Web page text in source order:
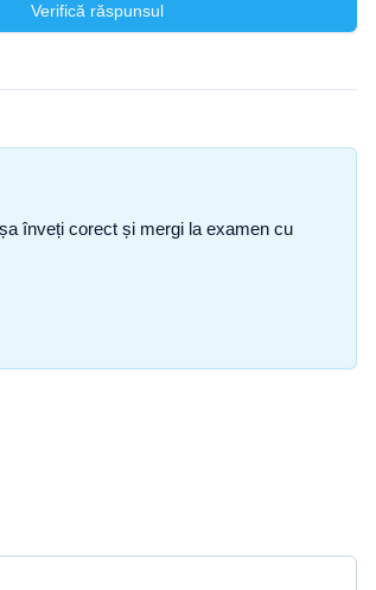
Verifică răspunsul
înveți corect și mergi la examen cu